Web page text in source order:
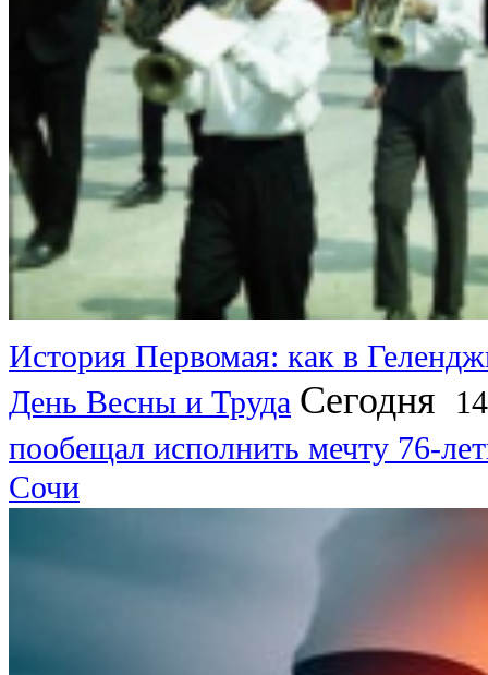
История Первомая: как в
День Весны и Труда Сегодня
пообещал исполнить мечту 76-
Сочи